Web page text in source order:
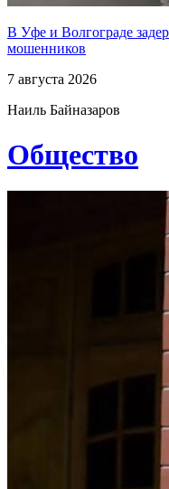
В Уфе и Волгограде
мошенников
7 августа 2026
Наиль Байназаров
Общество